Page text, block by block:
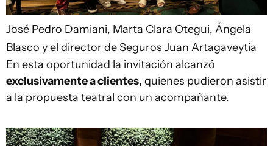
José Pedro Damiani, Marta Clara Otegui, Ángela
Blasco y el director de Seguros Juan Artagaveytia
En esta oportunidad la invitación alcanzó
exclusivamente a clientes, quienes pudieron asistir
a la propuesta teatral con un acompañante.